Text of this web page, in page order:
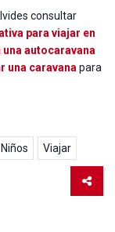
consultar
para viajar en
autocaravana
una caravana para
Niños Viajar